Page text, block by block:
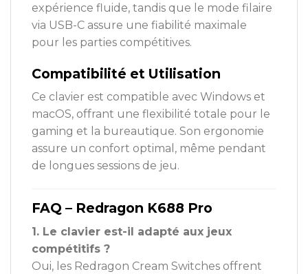
expérience fluide, tandis que le mode filaire
via USB-C assure une fiabilité maximale
pour les parties compétitives.
Compatibilité et Utilisation
Ce clavier est compatible avec Windows et
macOS, offrant une flexibilité totale pour le
gaming et la bureautique. Son ergonomie
assure un confort optimal, même pendant
de longues sessions de jeu.
FAQ – Redragon K688 Pro
1. Le clavier est-il adapté aux jeux
compétitifs ?
Oui, les Redragon Cream Switches offrent